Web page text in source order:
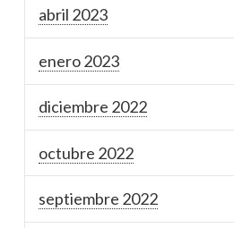
abril 2023
enero 2023
diciembre 2022
octubre 2022
septiembre 2022